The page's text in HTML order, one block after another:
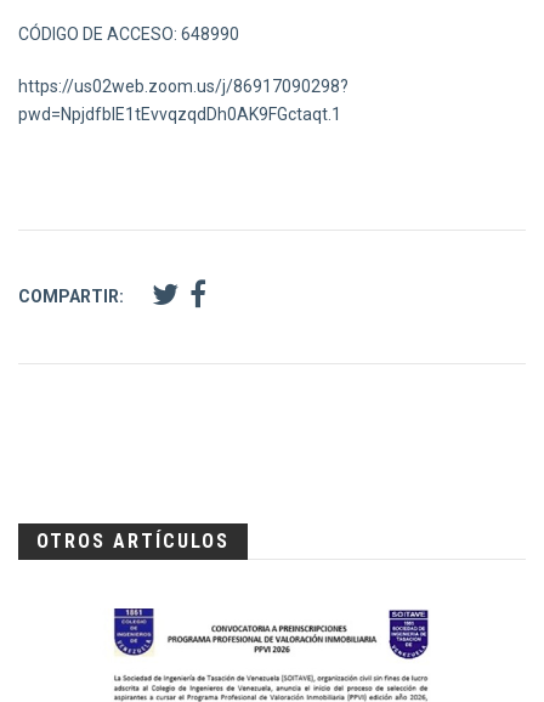
CÓDIGO DE ACCESO: 648990
https://us02web.zoom.us/j/86917090298?
pwd=NpjdfblE1tEvvqzqdDh0AK9FGctaqt.1
COMPARTIR:
OTROS ARTÍCULOS